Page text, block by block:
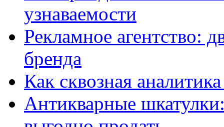
узнаваемости
Рекламное агентство:
бренда
Как сквозная
Антикварные